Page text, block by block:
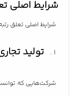
شرایط اصلی
شرایط اصلی تعلق
تولید
شرکت‌هایی که